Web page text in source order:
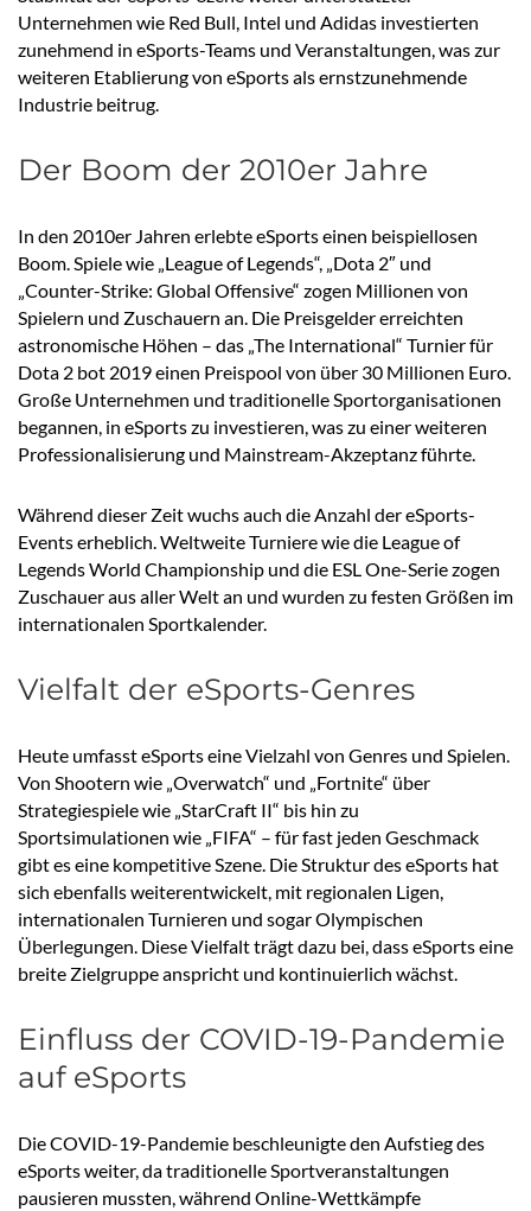
Unternehmen wie Red Bull, Intel und Adidas investierten
zunehmend in eSports-Teams und Veranstaltungen, was zur
weiteren Etablierung von eSports als ernstzunehmende
Industrie beitrug.
Der Boom der 2010er Jahre
In den 2010er Jahren erlebte eSports einen beispiellosen
Boom. Spiele wie „League of Legends“, „Dota 2″ und
„Counter-Strike: Global Offensive“ zogen Millionen von
Spielern und Zuschauern an. Die Preisgelder erreichten
astronomische Höhen – das „The International“ Turnier für
Dota 2 bot 2019 einen Preispool von über 30 Millionen Euro.
Große Unternehmen und traditionelle Sportorganisationen
begannen, in eSports zu investieren, was zu einer weiteren
Professionalisierung und Mainstream-Akzeptanz führte.
Während dieser Zeit wuchs auch die Anzahl der eSports-
Events erheblich. Weltweite Turniere wie die League of
Legends World Championship und die ESL One-Serie zogen
Zuschauer aus aller Welt an und wurden zu festen Größen im
internationalen Sportkalender.
Vielfalt der eSports-Genres
Heute umfasst eSports eine Vielzahl von Genres und Spielen.
Von Shootern wie „Overwatch“ und „Fortnite“ über
Strategiespiele wie „StarCraft II“ bis hin zu
Sportsimulationen wie „FIFA“ – für fast jeden Geschmack
gibt es eine kompetitive Szene. Die Struktur des eSports hat
sich ebenfalls weiterentwickelt, mit regionalen Ligen,
internationalen Turnieren und sogar Olympischen
Überlegungen. Diese Vielfalt trägt dazu bei, dass eSports eine
breite Zielgruppe anspricht und kontinuierlich wächst.
Einfluss der COVID-19-Pandemie
auf eSports
Die COVID-19-Pandemie beschleunigte den Aufstieg des
eSports weiter, da traditionelle Sportveranstaltungen
pausieren mussten, während Online-Wettkämpfe